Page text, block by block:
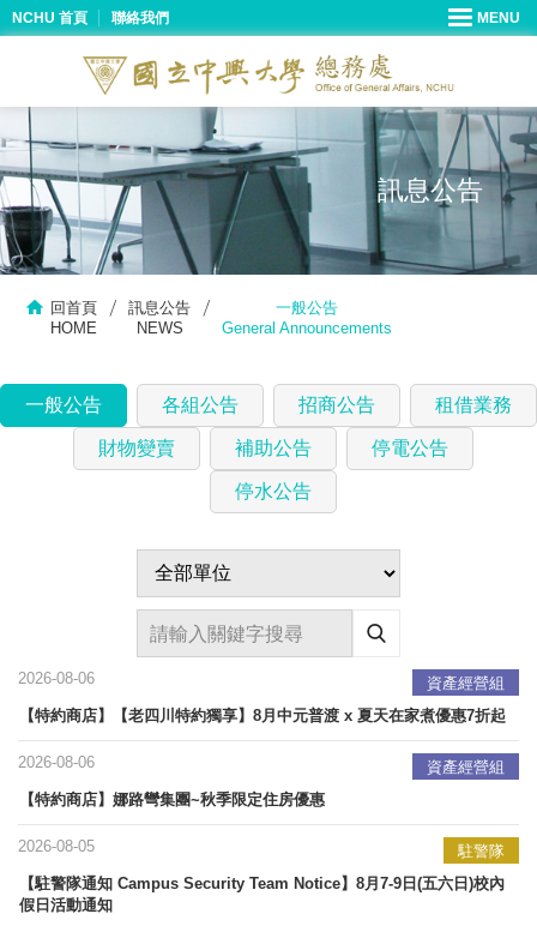
NCHU 首頁 聯絡我們
訊息公告
回首頁
HOME
訊息公告
NEWS
一般公告
General Announcements
一般公告 各組公告 招商公告 租借業務
財物變賣 補助公告 停電公告
停水公告
資產經營組
2026-08-06
【特約商店】【老四川特約獨享】8月中元普渡 x 夏天在家煮優惠7折起
資產經營組
2026-08-06
【特約商店】娜路彎集團~秋季限定住房優惠
駐警隊
2026-08-05
【駐警隊通知 Campus Security Team Notice】8月7-9日(五六日)校內
假日活動通知